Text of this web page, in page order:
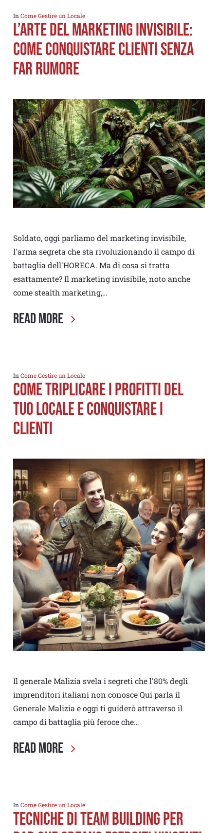
In Come Gestire un Locale
L’Arte del marketing Invisibile:
Come Conquistare Clienti Senza
Far Rumore
Soldato, oggi parliamo del marketing invisibile,
l'arma segreta che sta rivoluzionando il campo di
battaglia dell'HORECA. Ma di cosa si tratta
esattamente? Il marketing invisibile, noto anche
come stealth marketing,…
Read More
In Come Gestire un Locale
Come Triplicare i Profitti del
tuo locale e Conquistare i
clienti
Il generale Malizia svela i segreti che l'80% degli
imprenditori italiani non conosce Qui parla il
Generale Malizia e oggi ti guiderò attraverso il
campo di battaglia più feroce che…
Read More
In Come Gestire un Locale
TECNICHE DI TEAM BUILDING PER